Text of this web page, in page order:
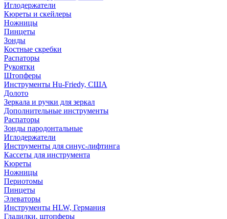
Иглодержатели
Кюреты и скейлеры
Ножницы
Пинцеты
Зонды
Костные скребки
Распаторы
Рукоятки
Штопферы
Инструменты Hu-Friedy, США
Долото
Зеркала и ручки для зеркал
Дополнительные инструменты
Распаторы
Зонды пародонтальные
Иглодержатели
Инструменты для синус-лифтинга
Кассеты для инструмента
Кюреты
Ножницы
Периотомы
Пинцеты
Элеваторы
Инструменты HLW, Германия
Гладилки, штопферы